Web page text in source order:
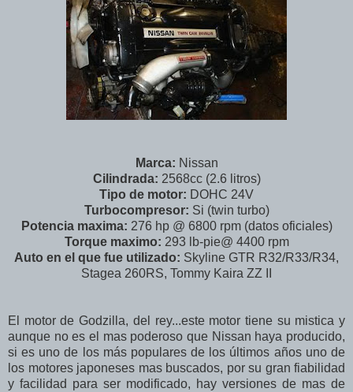
Marca: Nissan
Cilindrada: 2568cc (2.6 litros)
Tipo de motor: DOHC 24V
Turbocompresor: Si (twin turbo)
Potencia maxima: 276 hp @ 6800 rpm (datos oficiales)
Torque maximo: 293 lb-pie@ 4400 rpm
Auto en el que fue utilizado: Skyline GTR R32/R33/R34,
Stagea 260RS, Tommy Kaira ZZ II
El motor de Godzilla, del rey...este motor tiene su mistica y
aunque no es el mas poderoso que Nissan haya producido,
si es uno de los más populares de los últimos años uno de
los motores japoneses mas buscados, por su gran fiabilidad
y facilidad para ser modificado, hay versiones de mas de